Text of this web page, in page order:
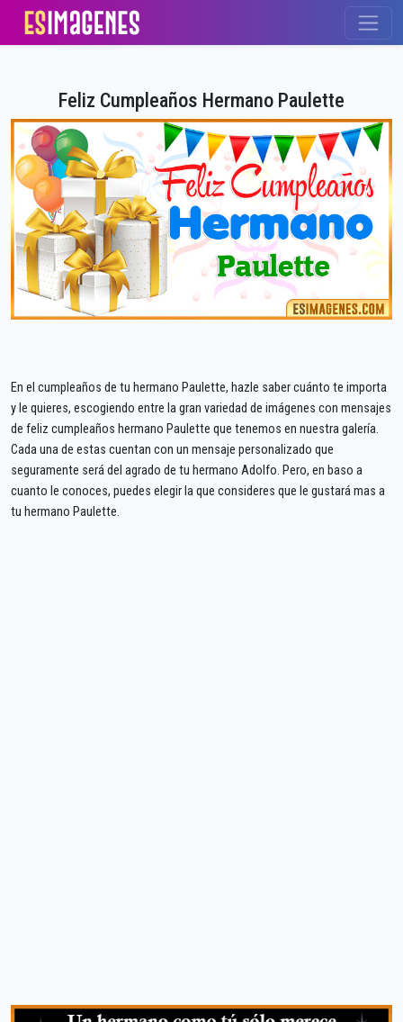
Feliz Cumpleaños Hermano Paulette
En el cumpleaños de tu hermano Paulette, hazle saber cuánto te importa
y le quieres, escogiendo entre la gran variedad de imágenes con mensajes
de feliz cumpleaños hermano Paulette que tenemos en nuestra galería.
Cada una de estas cuentan con un mensaje personalizado que
seguramente será del agrado de tu hermano Adolfo. Pero, en baso a
cuanto le conoces, puedes elegir la que consideres que le gustará mas a
tu hermano Paulette.